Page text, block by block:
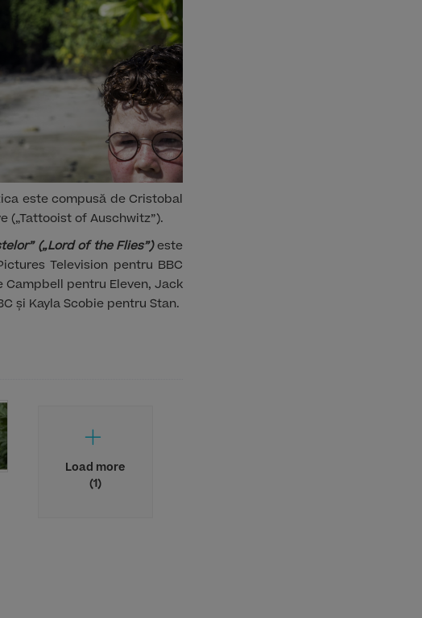
este compusă de Cristobal
(„Tattooist of Auschwitz”).
(„Lord of the Flies”)este
Television pentru BBC
Campbell pentru Eleven, Jack
și Kayla Scobie pentru Stan.
Load more
(1)